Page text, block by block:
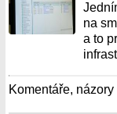
na
a to
Komentáře, názory